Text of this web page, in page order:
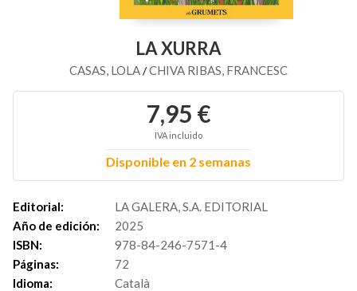
LA XURRA
CASAS, LOLA/CHIVA RIBAS, FRANCESC
7,95 €
IVA incluido
Disponible en 2 semanas
Editorial:
LA GALERA, S.A. EDITORIAL
Año de edición:
2025
ISBN:
978-84-246-7571-4
Páginas:
72
Idioma:
Català